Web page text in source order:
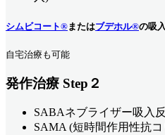
シムビコート®またはブデホル®の吸
自宅治療も可能
発作治療 Step２
SABAネブライザー吸入
SAMA (短時間作用性抗コ